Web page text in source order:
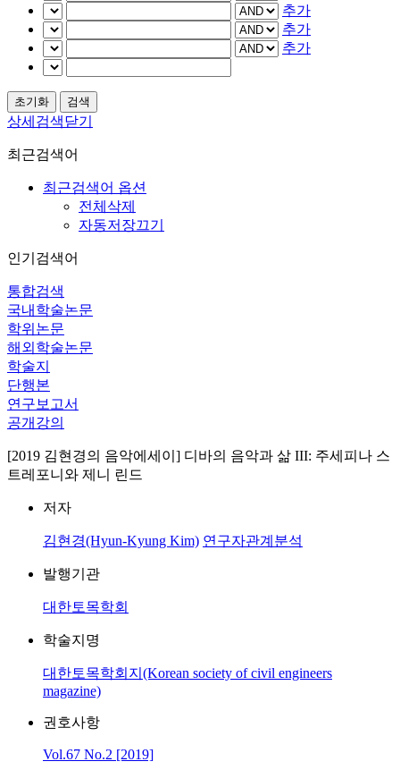
추가
추가
추가
상세검색닫기
최근검색어
최근검색어 옵션
전체삭제
자동저장끄기
인기검색어
통합검색
국내학술논문
학위논문
해외학술논문
학술지
단행본
연구보고서
공개강의
[2019 김현경의 음악에세이] 디바의 음악과 삶 III: 주세피나 스
트레포니와 제니 린드
저자
김현경(Hyun-Kyung Kim) 연구자관계분석
발행기관
대한토목학회
학술지명
대한토목학회지(Korean society of civil engineers
magazine)
권호사항
Vol.67 No.2 [2019]